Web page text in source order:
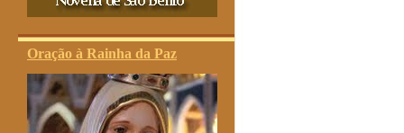
Oração à Rainha da Paz